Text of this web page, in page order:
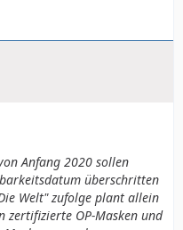
Anfang 2020 sollen
überschritten
Welt" zufolge plant allein
zertifizierte OP-Masken und